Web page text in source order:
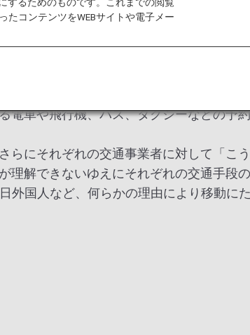
サルマース）とは？
飛行機のみならずさまざまな交通手段
を交通事業者の垣根を超えて切れ目なく
的地までのルート検索をして、飛行機で
電車や飛行機、バス、タクシーなどの予
らにそれぞれの交通事業者に対して「こ
解できないゆえにそれぞれの交通手段
外国人など、何らかの理由により移動に
たコンテンツをWEBサイトや電子メー